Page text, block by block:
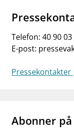
Telefon: 40 90 03
E-post:
Pressekontakter
Abonner